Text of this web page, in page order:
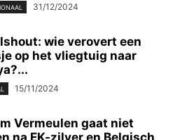
31/12/2024
wie verovert een
op het vliegtuig naar
15/11/2024
Vermeulen gaat niet